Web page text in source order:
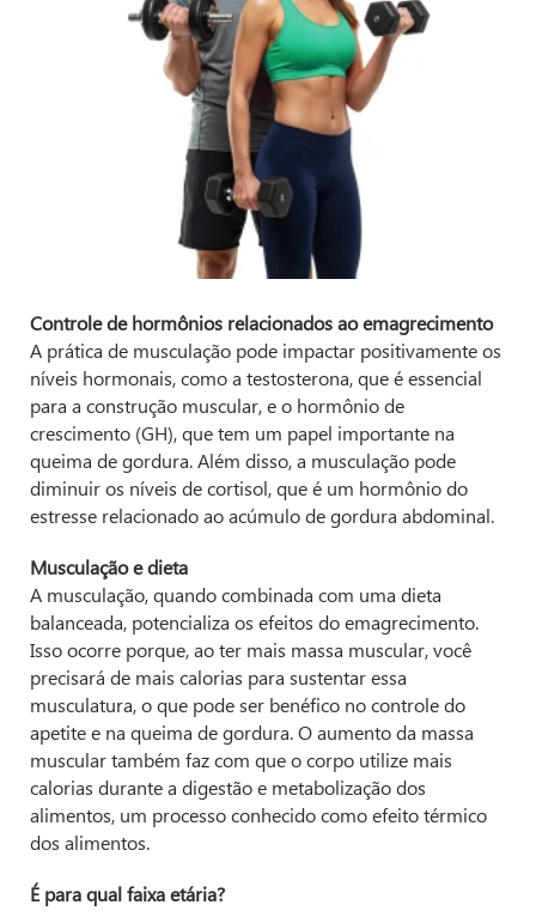
Controle de hormônios relacionados ao emagrecimento
A prática de musculação pode impactar positivamente os
níveis hormonais, como a testosterona, que é essencial
para a construção muscular, e o hormônio de
crescimento (GH), que tem um papel importante na
queima de gordura. Além disso, a musculação pode
diminuir os níveis de cortisol, que é um hormônio do
estresse relacionado ao acúmulo de gordura abdominal.
Musculação e dieta
A musculação, quando combinada com uma dieta
balanceada, potencializa os efeitos do emagrecimento.
Isso ocorre porque, ao ter mais massa muscular, você
precisará de mais calorias para sustentar essa
musculatura, o que pode ser benéfico no controle do
apetite e na queima de gordura. O aumento da massa
muscular também faz com que o corpo utilize mais
calorias durante a digestão e metabolização dos
alimentos, um processo conhecido como efeito térmico
dos alimentos.
É para qual faixa etária?